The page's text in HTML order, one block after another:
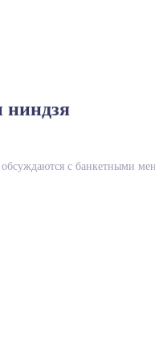
с банкетными